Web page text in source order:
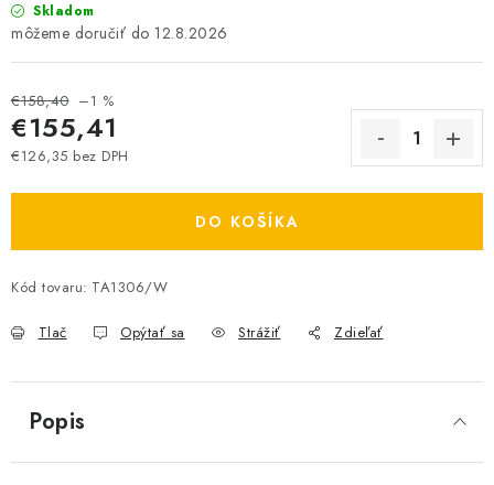
Zľavy pre profíkov
Skladom
12.8.2026
€158,40 –1 %
€155,41
€126,35 bez DPH
DO KOŠÍKA
Kód tovaru: TA1306/W
Tlač Opýtať sa Strážiť Zdieľať
Popis